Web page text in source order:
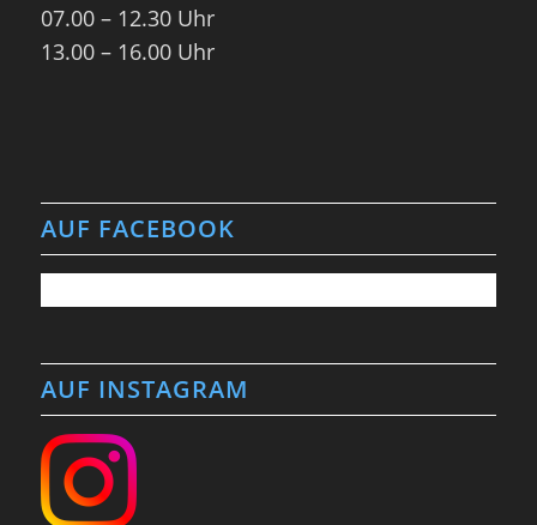
07.00 – 12.30 Uhr
13.00 – 16.00 Uhr
AUF FACEBOOK
AUF INSTAGRAM